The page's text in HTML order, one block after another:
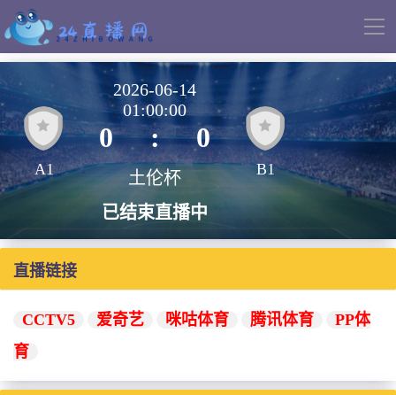
导
A1
2026-06-14
01:00:00
0 : 0
土伦杯
已结束直播中
B1
直播链接
CCTV5 爱奇艺 咪咕体育 腾讯体育
PP体
育